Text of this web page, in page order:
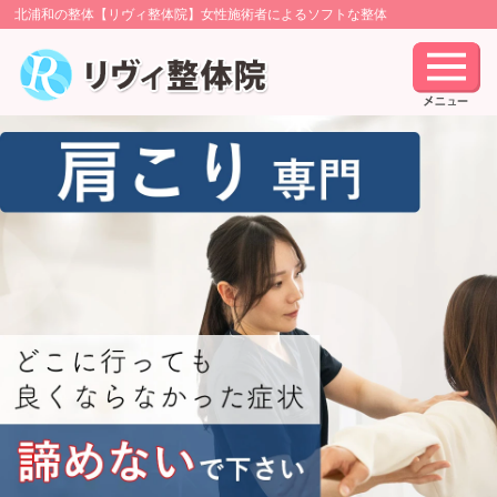
北浦和の整体【リヴィ整体院】女性施術者によるソフトな整体